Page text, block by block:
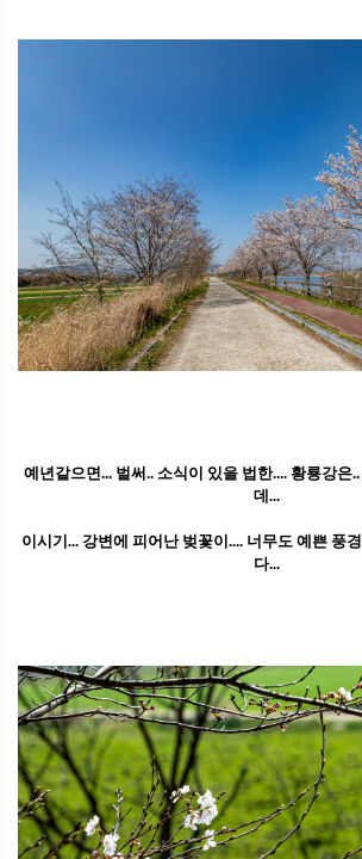
예년같으면... 벌써.. 소식이 있을 법한.... 황룡강은
데...
이시기... 강변에 피어난 벚꽃이.... 너무도 예쁜 풍
다...